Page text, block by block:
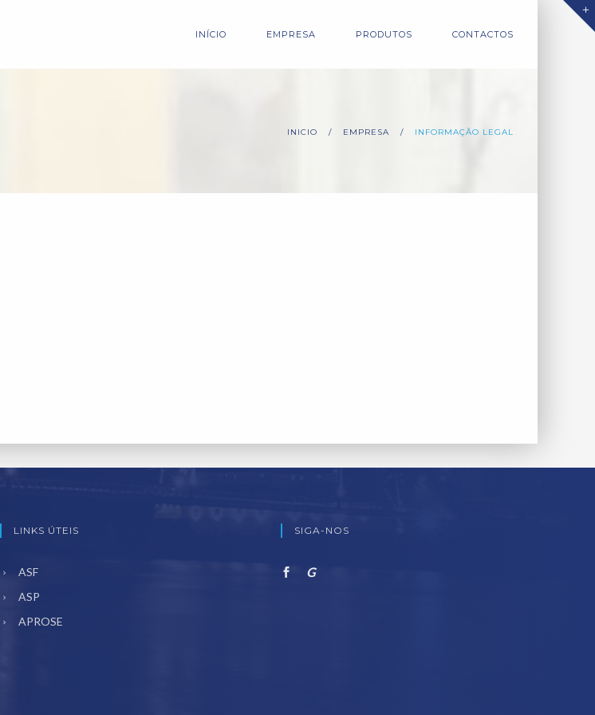
INÍCIO EMPRESA PRODUTOS CONTACTOS
INICIO / EMPRESA / INFORMAÇÃO LEGAL
LINKS ÚTEIS
ASF
ASP
APROSE
SIGA-NOS
G